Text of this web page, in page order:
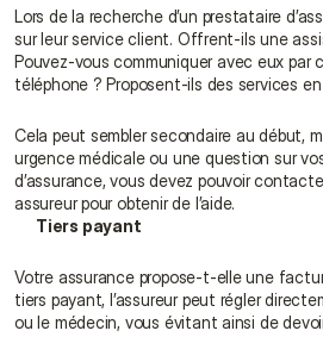
Lors de la recherche d’un prestataire
sur leur service client. Offrent-ils une
Pouvez-vous communiquer avec eux par
téléphone ? Proposent-ils des services
Cela peut sembler secondaire au début,
urgence médicale ou une question sur
d’assurance, vous devez pouvoir
assureur pour obtenir de l’aide.
Tiers payant
Votre assurance propose-t-elle une
tiers payant, l’assureur peut régler
ou le médecin, vous évitant ainsi de